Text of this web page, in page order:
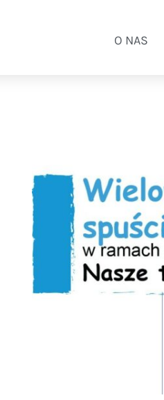
O NAS